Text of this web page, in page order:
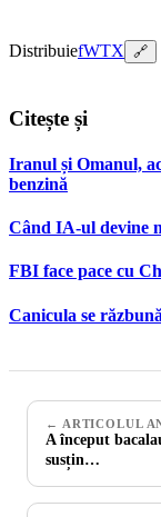
DistribuiefWTX 🔗
Citește și
Iranul și Omanul,
benzină
Când IA-ul devine
FBI face pace cu
Canicula se
← ARTICOLUL
A început
susțin…